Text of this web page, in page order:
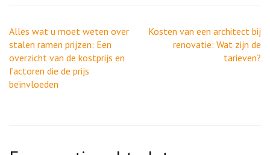
Berichtnavigatie
Alles wat u moet weten over
stalen ramen prijzen: Een
overzicht van de kostprijs en
factoren die de prijs
beïnvloeden
Kosten van een architect bij
renovatie: Wat zijn de
tarieven?